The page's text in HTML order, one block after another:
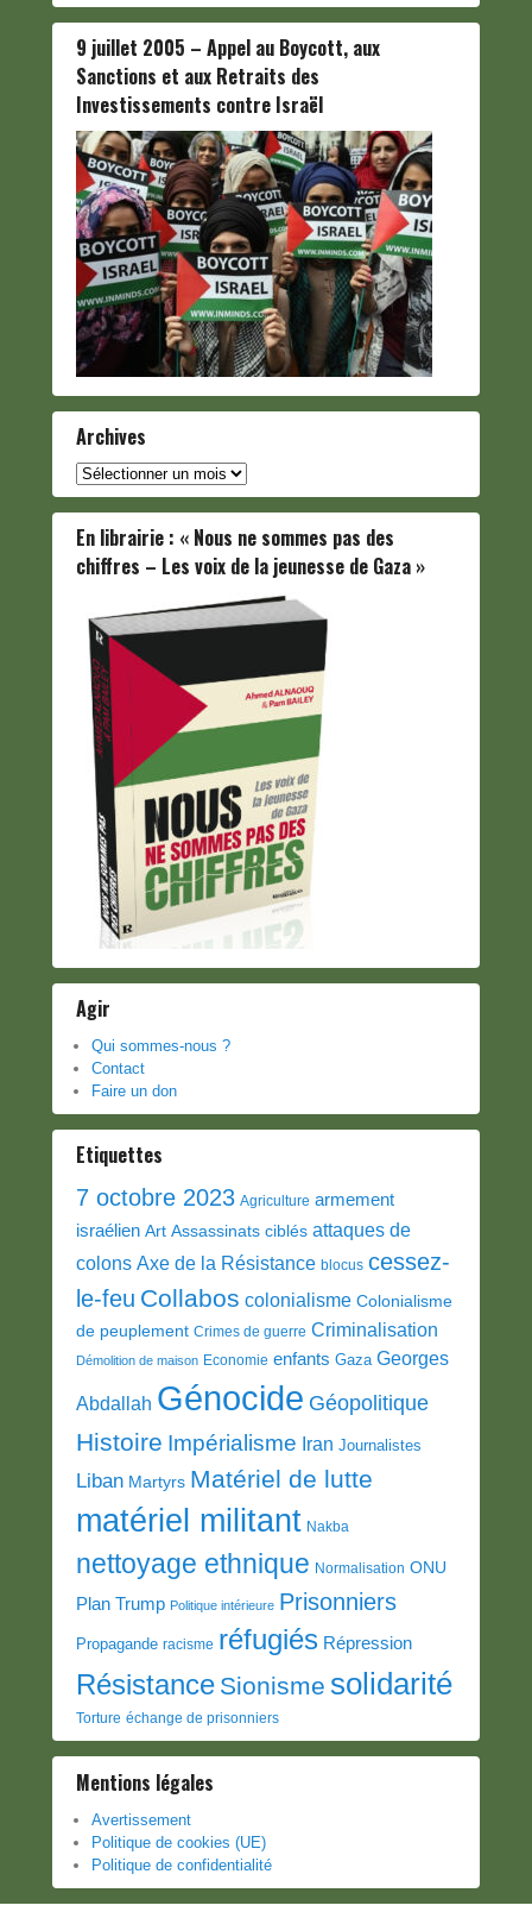
9 juillet 2005 – Appel au Boycott, aux
Sanctions et aux Retraits des
Investissements contre Israël
Archives
Archives
En librairie : « Nous ne sommes pas des
chiffres – Les voix de la jeunesse de Gaza »
Agir
Qui sommes-nous ?
Contact
Faire un don
Etiquettes
7 octobre 2023 Agriculture armement
israélien Art Assassinats ciblés attaques de
colons Axe de la Résistance blocus cessez-
le-feu Collabos colonialisme Colonialisme
de peuplement Crimes de guerre Criminalisation
Démolition de maison Economie enfants Gaza Georges
Abdallah Génocide Géopolitique
Histoire Impérialisme Iran Journalistes
Liban Martyrs Matériel de lutte
matériel militant Nakba
nettoyage ethnique Normalisation ONU
Plan Trump Politique intérieure Prisonniers
Propagande racisme réfugiés Répression
Résistance Sionisme solidarité
Torture échange de prisonniers
Mentions légales
Avertissement
Politique de cookies (UE)
Politique de confidentialité